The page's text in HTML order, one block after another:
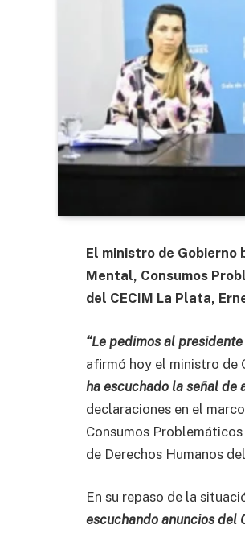
El ministro de Gobierno
Mental, Consumos
del CECIM La Plata,
“Le pedimos al
afirmó hoy el ministro de
ha escuchado la señal de
declaraciones en el
Consumos
de Derechos Humanos
En su repaso de la
escuchando anuncios del